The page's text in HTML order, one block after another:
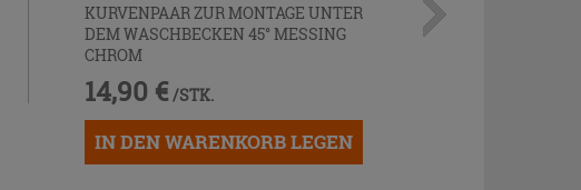
KURVENPAAR ZUR MONTAGE UNTER
DEM WASCHBECKEN 45° MESSING
CHROM
14,90 € /STK.
IN DEN WARENKORB LEGEN